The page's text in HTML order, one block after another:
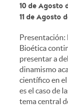
10 de Agosto
11 de Agosto
Presentación:
Bioética
presentar a
dinamismo
científico en
es el caso de
tema central